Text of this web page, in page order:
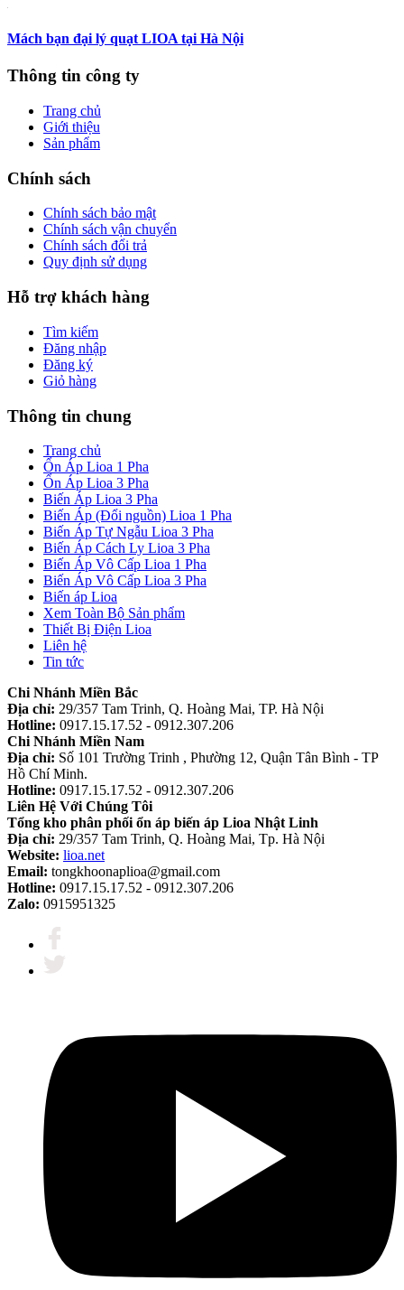
Mách bạn đại lý quạt LIOA tại Hà Nội
Thông tin công ty
Trang chủ
Giới thiệu
Sản phẩm
Chính sách
Chính sách bảo mật
Chính sách vận chuyển
Chính sách đổi trả
Quy định sử dụng
Hỗ trợ khách hàng
Tìm kiếm
Đăng nhập
Đăng ký
Giỏ hàng
Thông tin chung
Trang chủ
Ổn Áp Lioa 1 Pha
Ổn Áp Lioa 3 Pha
Biến Áp Lioa 3 Pha
Biến Áp (Đổi nguồn) Lioa 1 Pha
Biến Áp Tự Ngẫu Lioa 3 Pha
Biến Áp Cách Ly Lioa 3 Pha
Biến Áp Vô Cấp Lioa 1 Pha
Biến Áp Vô Cấp Lioa 3 Pha
Biến áp Lioa
Xem Toàn Bộ Sản phẩm
Thiết Bị Điện Lioa
Liên hệ
Tin tức
Chi Nhánh Miền Bắc
Địa chỉ: 29/357 Tam Trinh, Q. Hoàng Mai, TP. Hà Nội
Hotline: 0917.15.17.52 - 0912.307.206
Chi Nhánh Miền Nam
Địa chỉ: Số 101 Trường Trinh , Phường 12, Quận Tân Bình - TP
Hồ Chí Minh.
Hotline: 0917.15.17.52 - 0912.307.206
Liên Hệ Với Chúng Tôi
Tổng kho phân phối ổn áp biến áp Lioa Nhật Linh
Địa chỉ: 29/357 Tam Trinh, Q. Hoàng Mai, Tp. Hà Nội
Website: lioa.net
Email: tongkhoonaplioa@gmail.com
Hotline: 0917.15.17.52 - 0912.307.206
Zalo: 0915951325